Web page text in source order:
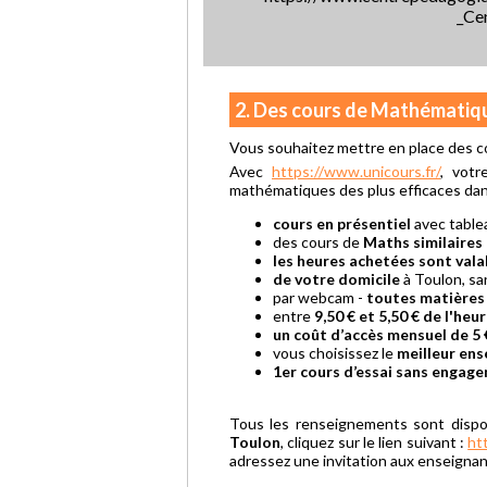
2. Des cours de
Vous souhaitez mettre en place des
Avec https://www.unicours.fr/,
mathématiques des plus efficaces
cours en présentiel avec
des cours de Maths similaires
les heures achetées sont
de votre domicileà Toulon,
par webcam - toutes matières
entre 9,50 € et 5,50 € de
un coût d’accès mensuel de
vous choisissez le meilleur
1er cours d’essai sans
Tous les renseignements sont
Toulon, cliquez sur le lien suivant :
adressez une invitation aux